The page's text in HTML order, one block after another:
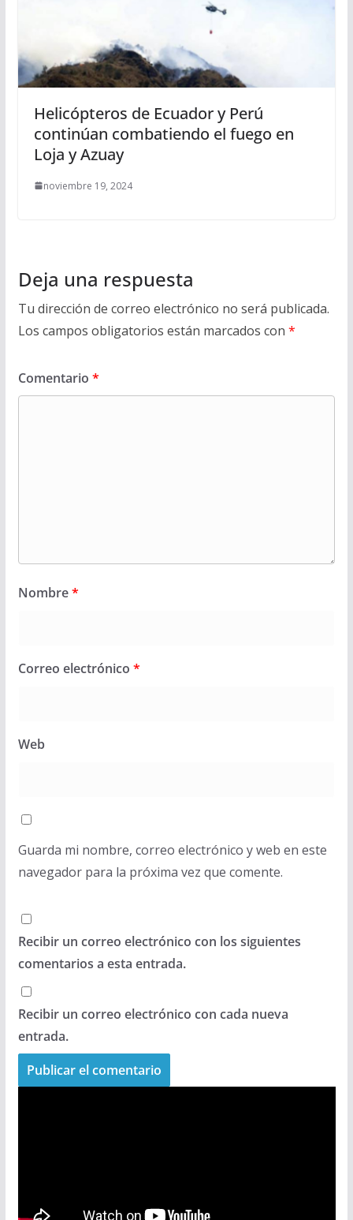
Helicópteros de Ecuador y Perú
continúan combatiendo el fuego en
Loja y Azuay
noviembre 19, 2024
Deja una respuesta
Tu dirección de correo electrónico no será publicada.
Los campos obligatorios están marcados con *
Comentario *
Nombre*
Correo electrónico *
Web
Guarda mi nombre, correo electrónico y web en este
navegador para la próxima vez que comente.
Recibir un correo electrónico con los siguientes
comentarios a esta entrada.
Recibir un correo electrónico con cada nueva
entrada.